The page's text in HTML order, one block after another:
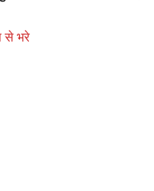
से भरे